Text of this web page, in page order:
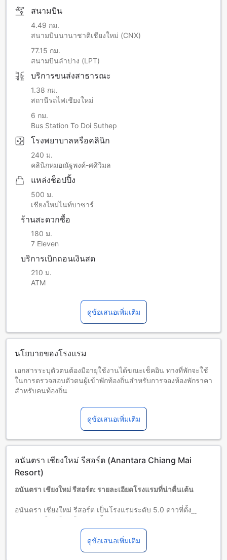
สนามบิน
4.49 กม.
สนามบินนานาชาติเชียงใหม่ (CNX)
77.15 กม.
สนามบินลำปาง (LPT)
บริการขนส่งสาธารณะ
1.38 กม.
สถานีรถไฟเชียงใหม่
6 กม.
Bus Station To Doi Suthep
โรงพยาบาลหรือคลินิก
240 ม.
คลินิกหมอณัฐพงค์-ศศิวิมล
แหล่งช็อปปิ้ง
500 ม.
เชียงใหม่ไนท์บาซาร์
ร้านสะดวกซื้อ
180 ม.
7 Eleven
บริการเบิกถอนเงินสด
210 ม.
ATM
ดูข้อเสนอเพิ่มเติม
นโยบายของโรงแรม
เอกสารระบุตัวตนต้องมีอายุใช้งานได้ขณะเช็คอิน ทางที่พักจะใช้
ในการตรวจสอบตัวตนผู้เข้าพักท้องถิ่นสำหรับการจองห้องพักราคา
สำหรับคนท้องถิ่น
นอน และ สวีท 3 ห้องนอน ตั้งอยู่ในตึกใหม่ คือ Anantara
Serviced Suites ซึ่งเป็นตึกใหม่ ตั้งอยู่ใกล้ตึกของโรงแรม
โปรดทราบว่า ผู้ที่เข้าพักใน Anantara Serviced Suites ไม่
สามารถใช้สระว่ายน้ำที่ที่พักได้ มีบริการสระว่ายน้ำดาดฟ้า ความ
AM – 7:00 PM
อนุญาตให้เด็กอายุ 12 ปีขึ้นไปใช้สระว่ายน้ำริมแม่น้ำ ผู้เข้าพักทุก
เด็กและเตียงเสริม
พักฟรีหากใช้เตียงที่มีอยู่แล้ว
จำนวนผู้เข้าพักที่กำหนดในแต่ละห้องสำหรับข้อมูลเพิ่มเติม
โปรดทราบว่า เมื่อจองห้องพักมากกว่า 5 ห้องขึ้นไป อาจมีการใช้
นโยบายที่แตกต่างหรือเงื่อนไขเพิ่มเติม
ดูข้อเสนอเพิ่มเติม
อนันตรา เชียงใหม่ รีสอร์ต (Anantara Chiang Mai
Resort)
อนันตรา เชียงใหม่ รีสอร์ต: รายละเอียดโรงแรมที่น่าตื่นเต้น
อนันตรา เชียงใหม่ รีสอร์ต เป็นโรงแรมระดับ 5.0 ดาวที่ตั้งอยู่ใน
และห่างจากใจกลางเมืองเพียง 0.5 กิโลเมตร ทำให้ผู้เข้าพัก
สามารถเดินทางไปยังสถานที่ต่างๆในเมืองได้อย่างสะดวกสบาย
โรงแรมมีจำนวนห้องพักทั้งหมด 106 ห้อง ที่สร้างขึ้นในปี 2005
ดูข้อเสนอเพิ่มเติม